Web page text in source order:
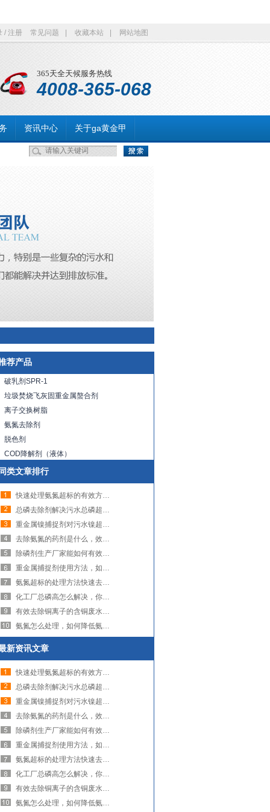
/ 注册 常见问题 收藏本站 网站地图
365天全天候服务热线
4008-365-068
资讯中心 关于ga黄金甲
荐产品
破乳剂SPR-1
垃圾焚烧飞灰固重金属螯合剂
离子交换树脂
氨氮去除剂
脱色剂
COD降解剂（液体）
同类文章排行
快速处理氨氮超标的有效方法，用去除氨氮药剂（图）
总磷去除剂解决污水总磷超标的问题（图）
重金属镍捕捉剂对污水镍超标的处理（图）
去除氨氮的药剂是什么，效果如何（图）
除磷剂生产厂家能如何有效解决水中的磷污染问题（图）
重金属捕捉剂使用方法，如何正确操作（图）
氨氮超标的处理方法快速去除氨氮的是什么（图）
化工厂总磷高怎么解决，你用对方法了吗（图）
有效去除铜离子的含铜废水的处理方法（图）
氨氮怎么处理，如何降低氨氮含量？（图）
新资讯文章
快速处理氨氮超标的有效方法，用去除氨氮药剂（图）
总磷去除剂解决污水总磷超标的问题（图）
重金属镍捕捉剂对污水镍超标的处理（图）
去除氨氮的药剂是什么，效果如何（图）
除磷剂生产厂家能如何有效解决水中的磷污染问题（图）
重金属捕捉剂使用方法，如何正确操作（图）
氨氮超标的处理方法快速去除氨氮的是什么（图）
化工厂总磷高怎么解决，你用对方法了吗（图）
有效去除铜离子的含铜废水的处理方法（图）
氨氮怎么处理，如何降低氨氮含量？（图）